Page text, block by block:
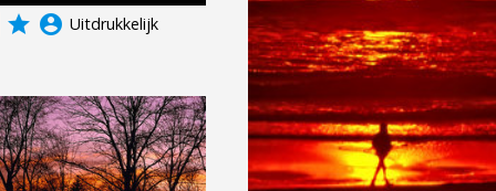
grade account_circle Uitdrukkelijk